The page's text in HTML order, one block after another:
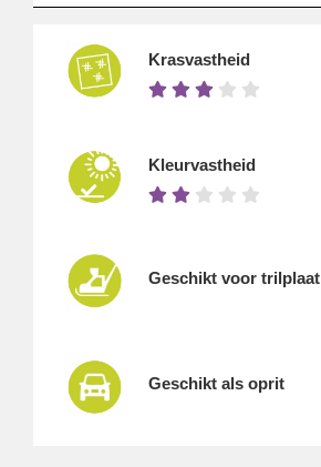
Krasvastheid
Kleurvastheid
Geschikt voor trilplaat
Geschikt als oprit